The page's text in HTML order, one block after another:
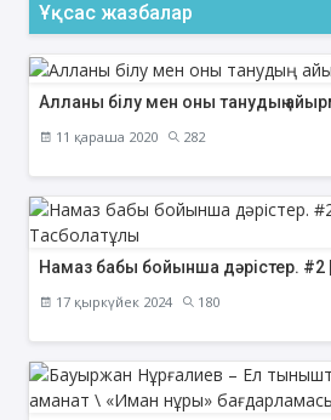
Ұқсас жазбалар
Алланы білу мен оны танудың
11 қараша 2020 282
Намаз бабы бойынша дәрістер. #2
17 қыркүйек 2024 180